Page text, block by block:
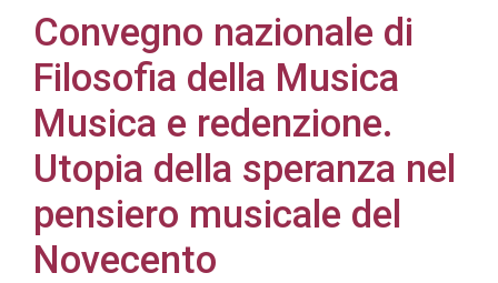
Convegno nazionale di
Filosofia della Musica
Musica e redenzione.
Utopia della speranza nel
pensiero musicale del
Novecento
miei dati
personali in
accordo
con il
decreto
legislativo
196/03